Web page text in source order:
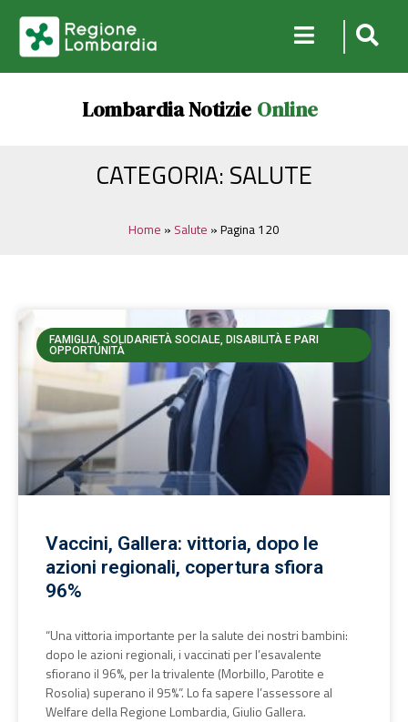
Lombardia Notizie Online
CATEGORIA: SALUTE
Home » Salute » Pagina 120
FAMIGLIA, SOLIDARIETÀ SOCIALE, DISABILITÀ E PARI
OPPORTUNITÀ
Vaccini, Gallera: vittoria, dopo le
azioni regionali, copertura sfiora
96%
“Una vittoria importante per la salute dei nostri bambini:
dopo le azioni regionali, i vaccinati per l’esavalente
sfiorano il 96%, per la trivalente (Morbillo, Parotite e
Rosolia) superano il 95%”. Lo fa sapere l’assessore al
Welfare della Regione Lombardia, Giulio Gallera.